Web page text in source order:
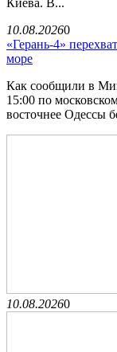
Киева. В...
10.08.20260
«Герань-4»
море
Как сообщили в
15:00 по
восточнее Одессы
10.08.20260